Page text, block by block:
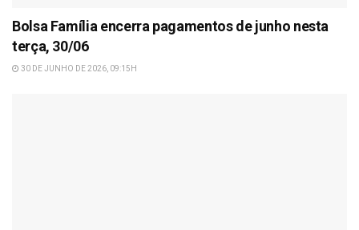
Bolsa Família encerra pagamentos de junho nesta
terça, 30/06
30 DE JUNHO DE 2026, 09:15H